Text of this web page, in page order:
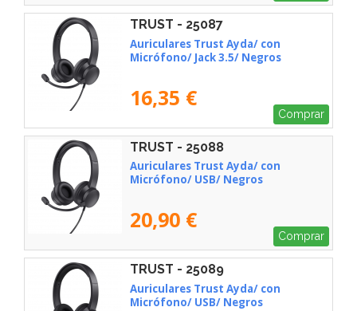
TRUST - 25087
Auriculares Trust Ayda/ con
Micrófono/ Jack 3.5/ Negros
16,35 €
Comprar
TRUST - 25088
Auriculares Trust Ayda/ con
Micrófono/ USB/ Negros
20,90 €
Comprar
TRUST - 25089
Auriculares Trust Ayda/ con
Micrófono/ USB/ Negros